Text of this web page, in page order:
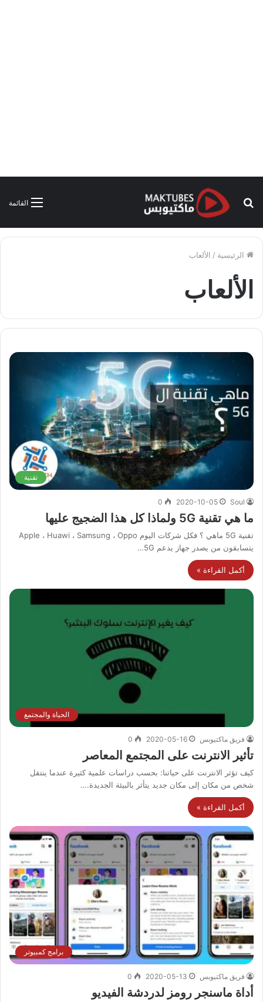
القائمة
بحث
الرئيسية / الألعاب
الألعاب
تقنية
Soul
2020-10-05
0
ما هي تقنية 5G ولماذا كل هذا الضجيج عليها
تقنية 5G ماهي ؟ فكل شركات اليوم Apple ، Huawi ، Samsung ، Oppo
يتسابقون من يصدر جهاز يدعم 5G…
أكمل القراءة »
الحياة والمجتمع
فريق ماكتيوبس 2020-05-16
0
تأثير الانترنت على المجتمع المعاصر
كيف تؤثر الانترنت على حياتنا: بحسب دراسات علمية كثيرة عندما ينتقل
شخص من مكان إلى مكان جديد يتأثر بالبيئة الجديدة.…
أكمل القراءة »
برامج كمبيوتر
فريق ماكتيوبس 2020-05-13
0
أداة ماسنجر رومز لدردشة الفيديو